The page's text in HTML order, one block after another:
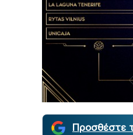
Προσθέστε